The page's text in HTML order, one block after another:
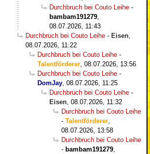
Durchbruch bei Couto Leihe -
bambam191279
08.07.2026, 11:43
Durchbruch bei Couto Leihe - Eisen
08.07.2026, 11:22
Durchbruch bei Couto Leihe -
Talentförderer 08.07.2026, 13:56
Durchbruch bei Couto Leihe -
DomJay 08.07.2026, 11:25
Durchbruch bei Couto Leihe -
Eisen 08.07.2026, 11:32
Durchbruch bei Couto Leihe
- Talentförderer
08.07.2026, 13:58
Durchbruch bei Couto Leihe
- bambam191279